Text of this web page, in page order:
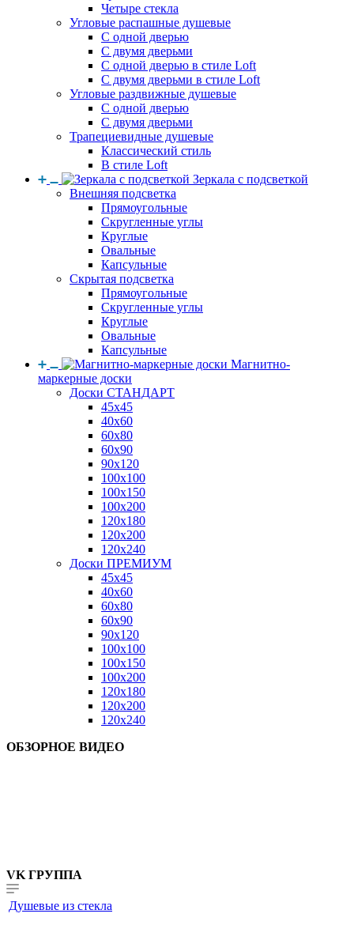
Четыре стекла
Угловые распашные душевые
С одной дверью
С двумя дверьми
С одной дверью в стиле Loft
С двумя дверьми в стиле Loft
Угловые раздвижные душевые
С одной дверью
С двумя дверьми
Трапециевидные душевые
Классический стиль
В стиле Loft
Зеркала с подсветкой
Внешняя подсветка
Прямоугольные
Скругленные углы
Круглые
Овальные
Капсульные
Скрытая подсветка
Прямоугольные
Скругленные углы
Круглые
Овальные
Капсульные
Магнитно-
маркерные доски
Доски СТАНДАРТ
45x45
40x60
60x80
60x90
90x120
100x100
100x150
100x200
120x180
120x200
120x240
Доски ПРЕМИУМ
45x45
40x60
60x80
60x90
90x120
100x100
100x150
100x200
120x180
120x200
120x240
ОБЗОРНОЕ ВИДЕО
VK ГРУППА
Душевые из стекла